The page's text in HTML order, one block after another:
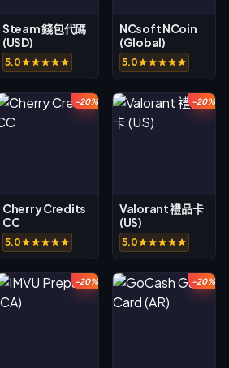
Steam 錢包代碼
(USD)
5.0
NCsoft NCoin
(Global)
5.0
-20%
Cherry Credits
CC
5.0
-20%
Valorant 禮品卡
(US)
5.0
-20% -20%